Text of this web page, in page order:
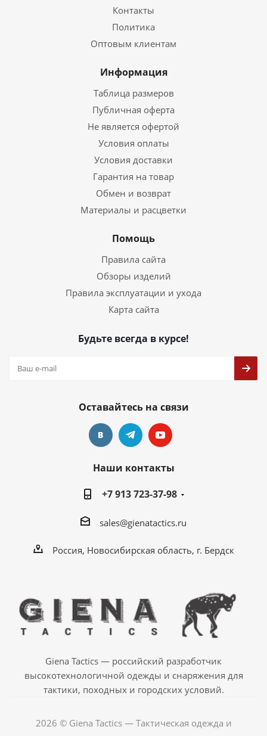
Контакты
Политика
Оптовым клиентам
Информация
Таблица размеров
Публичная оферта
Не является офертой
Условия оплаты
Условия доставки
Гарантия на товар
Обмен и возврат
Материалы и расцветки
Помощь
Правила сайта
Обзоры изделий
Правила эксплуатации и ухода
Карта сайта
Будьте всегда в курсе!
Оставайтесь на связи
Наши контакты
+7 913 723-37-98
sales@gienatactics.ru
Россия, Новосибирская область, г. Бердск
Giena Tactics — российский разработчик
высокотехнологичной одежды и снаряжения для
тактики, походных и городских условий.
2026 © Giena Tactics — Тактическая одежда и